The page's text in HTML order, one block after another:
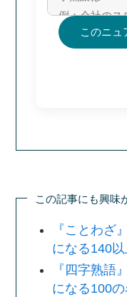
このニュ
この記事にも興味
『ことわざ
になる140
『四字熟語
になる100の